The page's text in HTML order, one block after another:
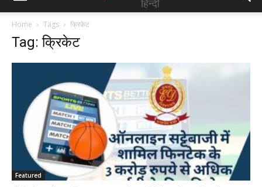
Home Tags क्रिकेट
Tag: क्रिकेट
Featured